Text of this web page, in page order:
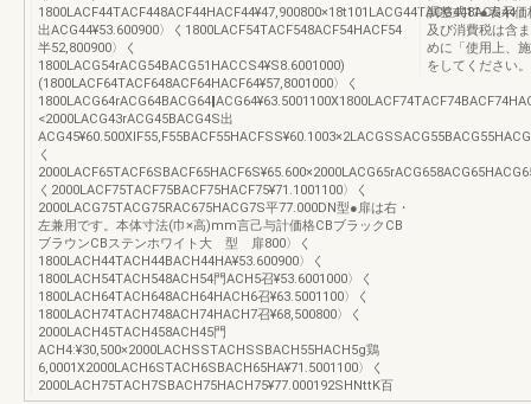
1800LACF44TACF448ACF44HACF44¥47,900800×18t101LACG44TACG448ACG44
出ACG44¥53.600900〉く1800LACF54TACF548ACF54HACF54
半52,800900〉く
1800LACG54rACG54BACG51HACCS4¥S8.6001000)
(1800LACF64TACF648ACF64HACF64¥57,8001000〉く
<2000LACG43rACG45BACG4S出
く
く2000LACF75TACF75BACF75HACF75¥71.1001100〉く
2000LACG75TACG75RAC675HACG7S平77.000DN型●扉は右・
左兼用です。本体寸法(巾×高)mm言己与計価格CBブラックCB
ブラウンCBステンホワイト大 型 扉800〉く
1800LACH44TACH44BACH44HA¥53.600900〉く
1800LACH54TACH548ACH54門ACH5召¥53.6001000〉く
1800LACH64TACH648ACH64HACH6召¥63.5001100〉く
1800LACH74TACH748ACH74HACH7召¥68,500800〉く
2000LACH45TACH458ACH45門
ACH4:¥30,500×2000LACHSSTACHSSBACH55HACH5g鶏
6,0001X2000LACH6STACH6SBACH65HA¥71.5001100〉く
2000LACH75TACH7SBACH75HACH75¥77.000192SHNttK百
調整式11●表示
及び消費税は含
めに「使用上、
をしてください